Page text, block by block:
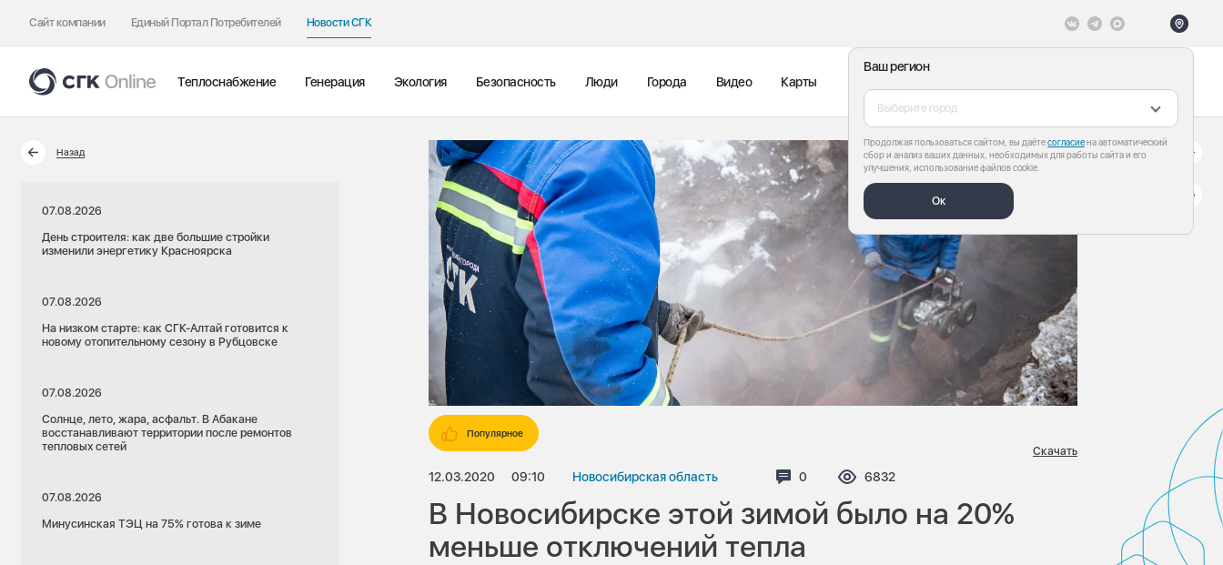
Сайт компании Единый Портал Потребителей Новости СГК
Ваш регион
Выберите город
Продолжая пользоваться сайтом, вы даётесогласиена автоматический
сбор и анализ ваших данных, необходимых для работы сайта и его
улучшения, использование файлов cookie.
Ок
Теплоснабжение Генерация Экология Безопасность Люди Города Видео Карты
Назад
07.08.2026
День строителя: как две большие стройки
изменили энергетику Красноярска
07.08.2026
На низком старте: как СГК-Алтай готовится к
новому отопительному сезону в Рубцовске
07.08.2026
Солнце, лето, жара, асфальт. В Абакане
восстанавливают территории после ремонтов
тепловых сетей
07.08.2026
Минусинская ТЭЦ на 75% готова к зиме
Популярное
12.03.2020 09:10 Новосибирская область Комментариев:
0 Просмотров:
6832
Скачать
В Новосибирске этой зимой было на 20%
меньше отключений тепла